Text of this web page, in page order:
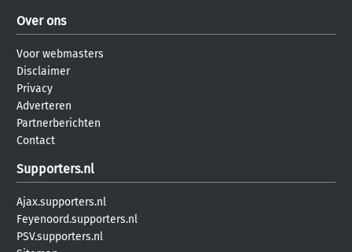
Over ons
Voor webmasters
Disclaimer
Privacy
Adverteren
Partnerberichten
Contact
Supporters.nl
Ajax.supporters.nl
Feyenoord.supporters.nl
PSV.supporters.nl